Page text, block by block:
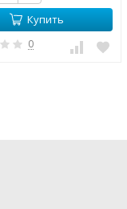
Купить
0